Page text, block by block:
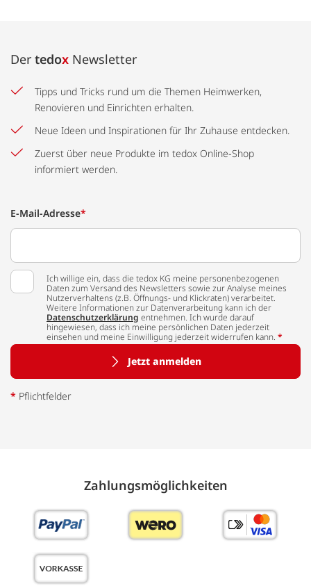
Der tedox Newsletter
Tipps und Tricks rund um die Themen Heimwerken,
Renovieren und Einrichten erhalten.
Neue Ideen und Inspirationen für Ihr Zuhause entdecken.
Zuerst über neue Produkte im tedox Online-Shop
informiert werden.
E-Mail-Adresse*
Ich willige ein, dass die tedox KG meine personenbezogenen
Daten zum Versand des Newsletters sowie zur Analyse meines
Nutzerverhaltens (z.B. Öffnungs- und Klickraten) verarbeitet.
Weitere Informationen zur Datenverarbeitung kann ich der
Datenschutzerklärung entnehmen. Ich wurde darauf
hingewiesen, dass ich meine persönlichen Daten jederzeit
einsehen und meine Einwilligung jederzeit widerrufen kann. *
Jetzt anmelden
* Pflichtfelder
Zahlungs­möglich­keiten